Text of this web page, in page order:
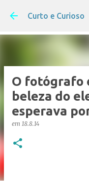
Pular
Curto e Curioso
O fotógrafo
beleza do
esperava
em 18.8.14